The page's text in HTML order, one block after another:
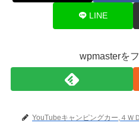
LINE
wpmasterを
YouTubeキャンピングカー,４Ｗ